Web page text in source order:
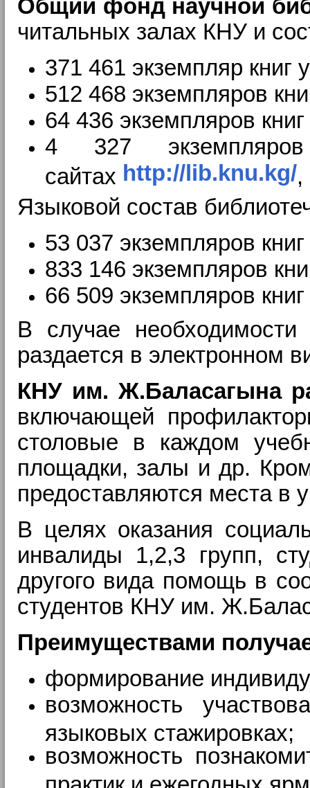
Общий фонд научной
читальных залах КНУ и
371 461 экземпляр книг
512 468 экземпляров
64 436 экземпляров
4 327
сайтах http://lib.knu.kg/
Языковой состав
53 037 экземпляров
833 146 экземпляров
66 509 экземпляров
В случае необходимости
раздается в электронном
КНУ им. Ж.Баласагына
включающей
столовые в каждом
площадки, залы и др.
предоставляются места
В целях оказания
инвалиды 1,2,3 групп,
другого вида помощь в
студентов КНУ им.
Преимуществами
формирование
возможность
языковых стажировках;
возможность
практик и ежегодных